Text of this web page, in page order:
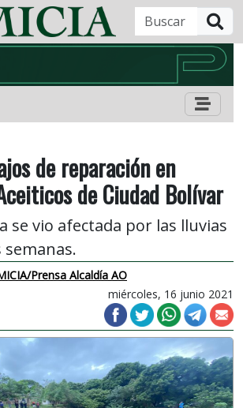
de reparación en
de Ciudad Bolívar
se vio afectada por las lluvias
Prensa Alcaldía AO
miércoles, 16 junio 2021